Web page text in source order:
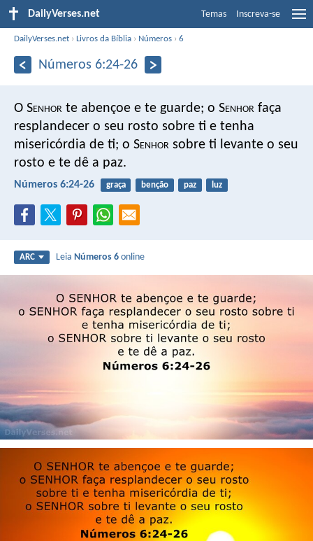
DailyVerses.net Temas Inscreva-se
DailyVerses.net ›Livros da Bíblia › Números ›6
Números 6:24-26
O Senhor te abençoe e te guarde; o Senhor faça
resplandecer o seu rosto sobre ti e tenha
misericórdia de ti; o Senhor sobre ti levante o seu
rosto e te dê a paz.
Números 6:24-26 graça benção paz luz
ARC LeiaNúmeros 6 online